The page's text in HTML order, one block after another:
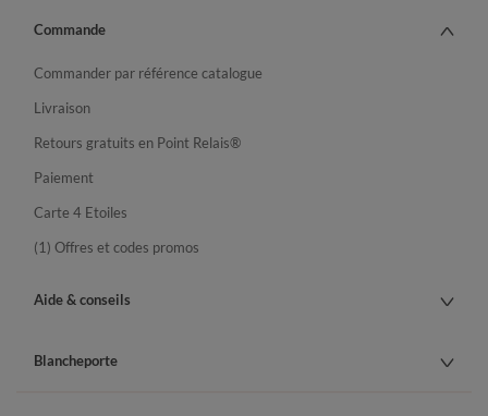
Commande
Commander par référence catalogue
Livraison
Retours gratuits en Point Relais®
Paiement
Carte 4 Etoiles
(1) Offres et codes promos
Aide & conseils
Blancheporte